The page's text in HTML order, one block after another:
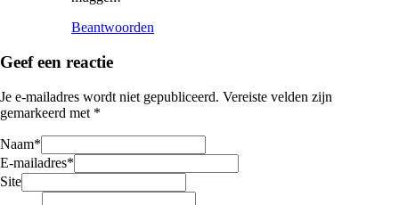
Beantwoorden
Geef een reactie
Je e-mailadres wordt niet gepubliceerd. Vereiste velden zijn
gemarkeerd met *
Naam*
E-mailadres*
Site